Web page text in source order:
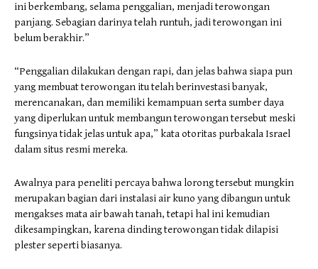
ini berkembang, selama penggalian, menjadi terowongan
panjang. Sebagian darinya telah runtuh, jadi terowongan ini
belum berakhir.”
“Penggalian dilakukan dengan rapi, dan jelas bahwa siapa pun
yang membuat terowongan itu telah berinvestasi banyak,
merencanakan, dan memiliki kemampuan serta sumber daya
yang diperlukan untuk membangun terowongan tersebut meski
fungsinya tidak jelas untuk apa,” kata otoritas purbakala Israel
dalam situs resmi mereka.
Awalnya para peneliti percaya bahwa lorong tersebut mungkin
merupakan bagian dari instalasi air kuno yang dibangun untuk
mengakses mata air bawah tanah, tetapi hal ini kemudian
dikesampingkan, karena dinding terowongan tidak dilapisi
plester seperti biasanya.